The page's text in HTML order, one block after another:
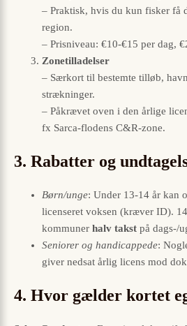
– Praktisk, hvis du kun fisker få
region.
– Prisniveau: €10-€15 per dag,
Zonetilladelser
– Særkort til bestemte tilløb,
strækninger.
– Påkrævet oven i den årlige
fx Sarca-flodens C&R-zone.
3. Rabatter og
Børn/unge: Under 13-14 år kan
licenseret voksen (kræver ID).
kommuner halv takst på dags-/
Seniorer og handicappede:
giver nedsat årlig licens mod
4. Hvor gælder kortet